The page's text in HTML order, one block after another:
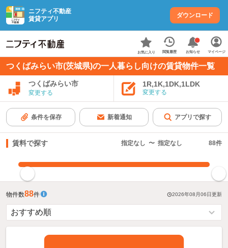
ニフティ不動産
賃貸アプリ
ダウンロード
お気に入り 閲覧履歴 お知らせ マイページ
つくばみらい市(茨城県)の一人暮らし向けの賃貸物件一覧
つくばみらい市
変更する
1R,1K,1DK,1LDK
変更する
条件を保存 新着通知 アプリで探す
賃料で探す 指定なし 〜 指定なし 88件
物件数88件 2026年08月06日更新